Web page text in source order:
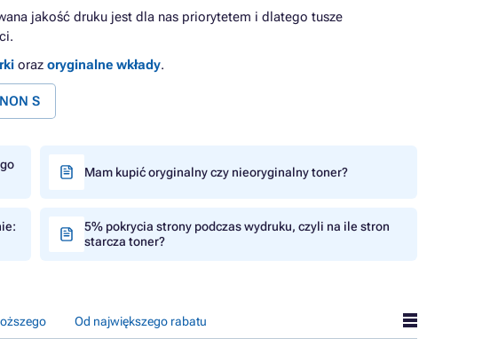
jakość druku jest dla nas priorytetem i dlatego tusze
oraz oryginalne wkłady.
S
Mam kupić oryginalny czy nieoryginalny toner?
5% pokrycia strony podczas wydruku, czyli na ile stron
starcza toner?
Od największego rabatu